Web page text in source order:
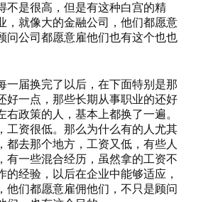
不是很高，但是有这种白宫的精
，就像大的金融公司，他们都愿意
问公司都愿意雇他们也有这个也也
一届换完了以后，在下面特别是那
好一点，那些长期从事职业的还好
右政策的人，基本上都换了一遍。
工资很低。那么为什么有的人尤其
都去那个地方，工资又低，有些人
有一些混合经历，虽然拿的工资不
的经验，以后在企业中能够适应，
他们都愿意雇佣他们，不只是顾问